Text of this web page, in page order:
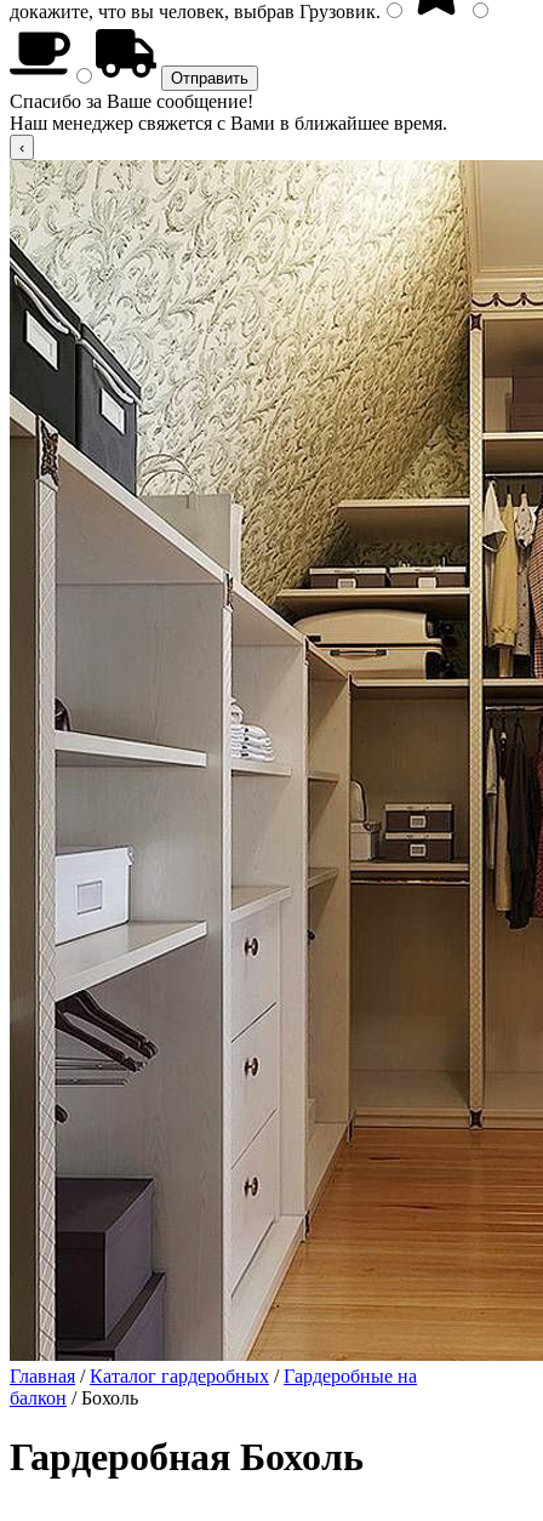
докажите, что вы человек, выбрав Грузовик.
Спасибо за Ваше сообщение!
Наш менеджер свяжется с Вами в ближайшее время.
Главная /Каталог гардеробных /Гардеробные на
балкон / Бохоль
Гардеробная Бохоль